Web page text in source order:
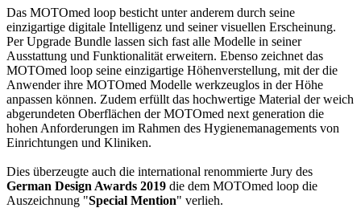
Das MOTOmed loop besticht unter anderem durch seine
einzigartige digitale Intelligenz und seiner visuellen Erscheinung.
Per Upgrade Bundle lassen sich fast alle Modelle in seiner
Ausstattung und Funktionalität erweitern. Ebenso zeichnet das
MOTOmed loop seine einzigartige Höhenverstellung, mit der die
Anwender ihre MOTOmed Modelle werkzeuglos in der Höhe
anpassen können. Zudem erfüllt das hochwertige Material der weich
abgerundeten Oberflächen der MOTOmed next generation die
hohen Anforderungen im Rahmen des Hygienemanagements von
Einrichtungen und Kliniken.
Dies überzeugte auch die international renommierte Jury des
German Design Awards 2019 die dem MOTOmed loop die
Auszeichnung "Special Mention" verlieh.